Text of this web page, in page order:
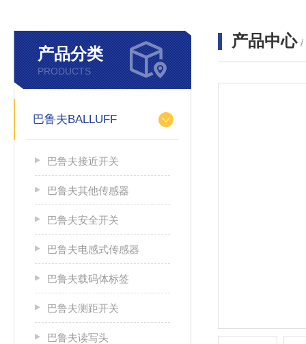
产品分类
PRODUCTS
巴鲁夫BALLUFF
巴鲁夫接近开关
巴鲁夫其他传感器
巴鲁夫安全开关
巴鲁夫电感式传感器
巴鲁夫载码体标签
巴鲁夫测距开关
巴鲁夫读写头
产品中心 /